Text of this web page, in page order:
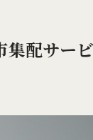
配サー